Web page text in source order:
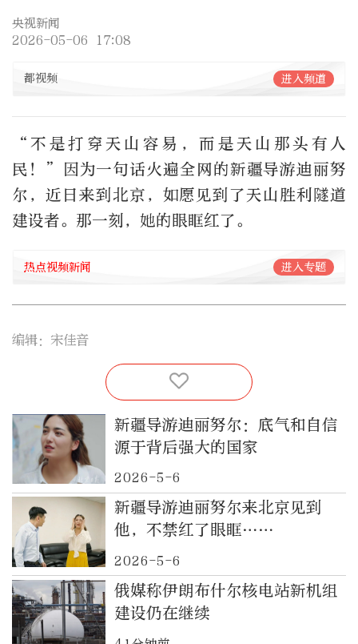
央视新闻
2026-05-06 17:08
都视频 进入频道
“不是打穿天山容易，而是天山那头有人
民！”因为一句话火遍全网的新疆导游迪丽努
尔，近日来到北京，如愿见到了天山胜利隧道
建设者。那一刻，她的眼眶红了。
热点视频新闻 进入专题
编辑：宋佳音
新疆导游迪丽努尔：底气和自信
源于背后强大的国家
2026-5-6
新疆导游迪丽努尔来北京见到
他，不禁红了眼眶……
2026-5-6
俄媒称伊朗布什尔核电站新机组
建设仍在继续